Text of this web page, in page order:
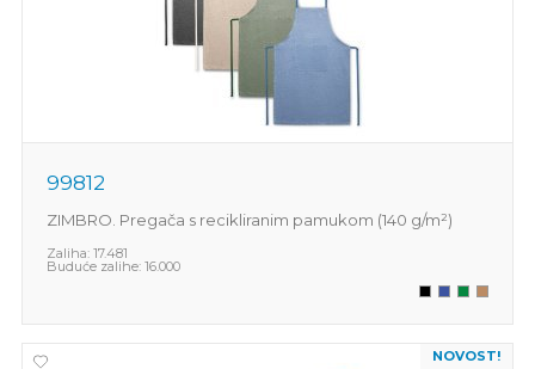
99812
ZIMBRO. Pregača s recikliranim pamukom (140 g/m²)
Zaliha: 17.481
Buduće zalihe: 16.000
NOVOST!